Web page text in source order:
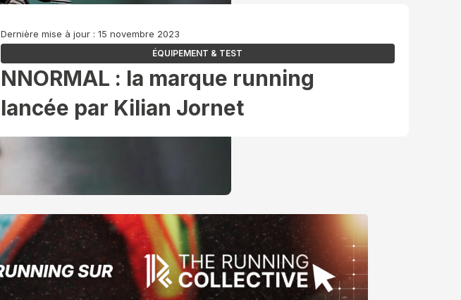
Dernière mise à jour : 15 novembre 2023
ÉQUIPEMENT & TEST
NNORMAL : la marque running
lancée par Kilian Jornet